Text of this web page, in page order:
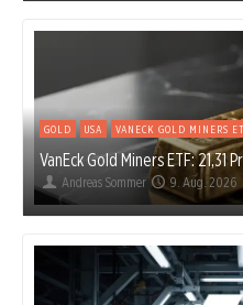
GOLD USA VANECK GOLD MINERS
VanEck Gold Miners ETF: 21,31
Andreas Sommer 9. Aug. 2026